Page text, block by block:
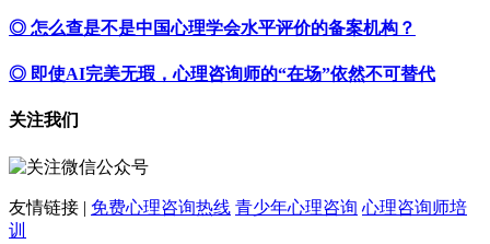
◎ 怎么查是不是中国心理学会水平评价的备案机构？
◎ 即使AI完美无瑕，心理咨询师的“在场”依然不可替代
关注我们
友情链接 | 免费心理咨询热线 青少年心理咨询 心理咨询师培
训